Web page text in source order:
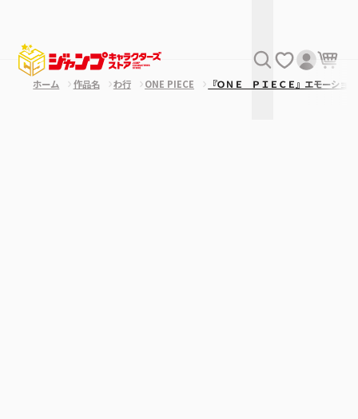
ホーム 作品名 わ行 ONE PIECE 『ＯＮＥ ＰＩＥＣＥ』エモーシ